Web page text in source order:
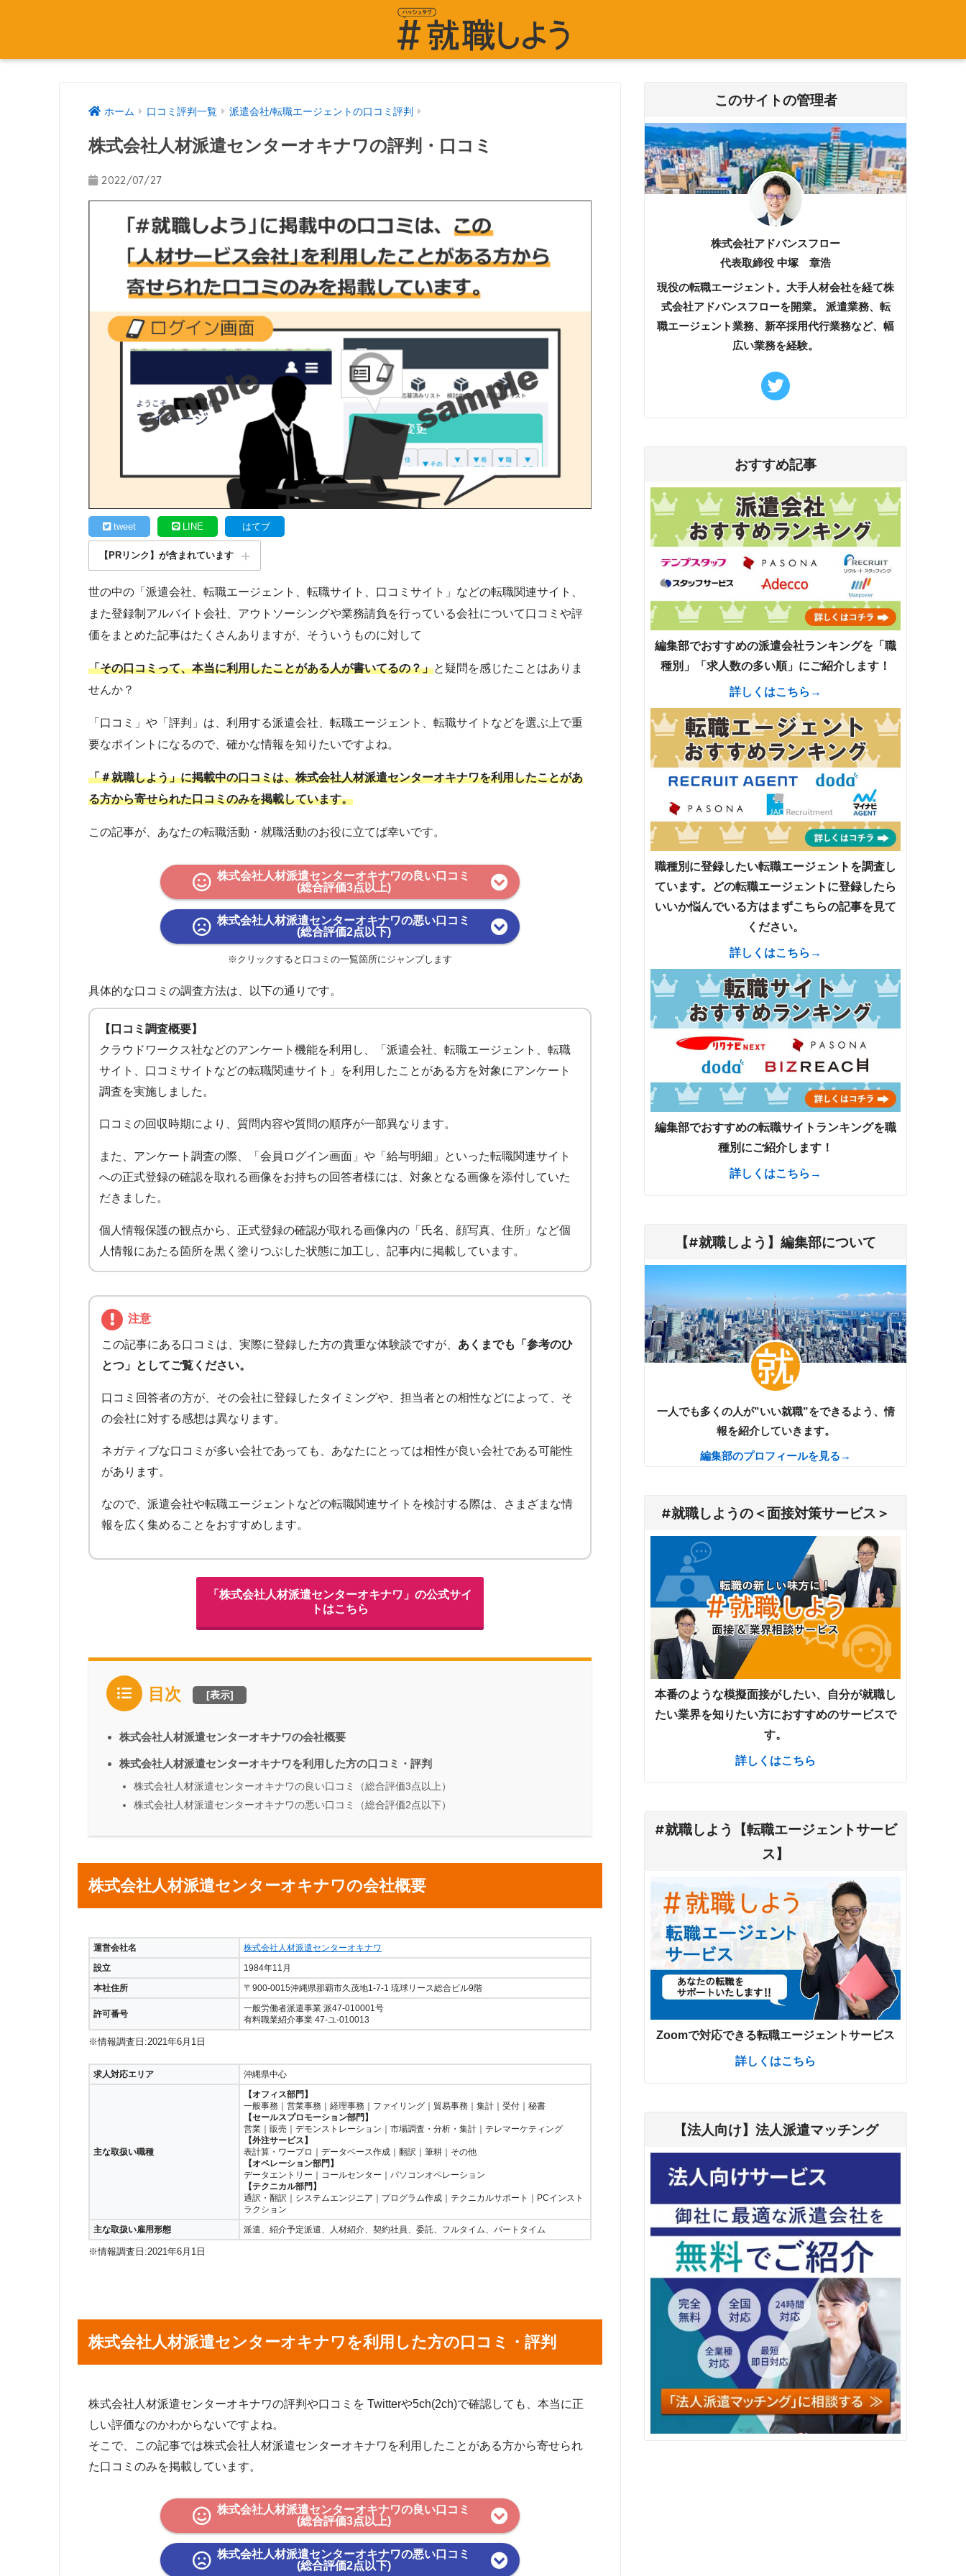
ホーム 口コミ評判一覧 派遣会社/転職エージェントの口コミ評判
株式会社人材派遣センターオキナワの評判・口コミ
2022/07/27
tweet LINE はてブ
【PRリンク】が含まれています
世の中の「派遣会社、転職エージェント、転職サイト、口コミサイト」などの転職関連サイト、
また登録制アルバイト会社、アウトソーシングや業務請負を行っている会社について口コミや評
価をまとめた記事はたくさんありますが、そういうものに対して
「その口コミって、本当に利用したことがある人が書いてるの？」と疑問を感じたことはありま
せんか？
「口コミ」や「評判」は、利用する派遣会社、転職エージェント、転職サイトなどを選ぶ上で重
要なポイントになるので、確かな情報を知りたいですよね。
「＃就職しよう」に掲載中の口コミは、株式会社人材派遣センターオキナワを利用したことがあ
る方から寄せられた口コミのみを掲載しています。
この記事が、あなたの転職活動・就職活動のお役に立てば幸いです。
株式会社人材派遣センターオキナワの良い口コミ
(総合評価3点以上)
株式会社人材派遣センターオキナワの悪い口コミ
(総合評価2点以下)
※クリックすると口コミの一覧箇所にジャンプします
具体的な口コミの調査方法は、以下の通りです。
【口コミ調査概要】
クラウドワークス社などのアンケート機能を利用し、「派遣会社、転職エージェント、転職
サイト、口コミサイトなどの転職関連サイト」を利用したことがある方を対象にアンケート
調査を実施しました。
口コミの回収時期により、質問内容や質問の順序が一部異なります。
また、アンケート調査の際、「会員ログイン画面」や「給与明細」といった転職関連サイト
への正式登録の確認を取れる画像をお持ちの回答者様には、対象となる画像を添付していた
だきました。
個人情報保護の観点から、正式登録の確認が取れる画像内の「氏名、顔写真、住所」など個
人情報にあたる箇所を黒く塗りつぶした状態に加工し、記事内に掲載しています。
注意
この記事にある口コミは、実際に登録した方の貴重な体験談ですが、 あくまでも「参考のひ
とつ」としてご覧ください。
口コミ回答者の方が、その会社に登録したタイミングや、担当者との相性などによって、そ
の会社に対する感想は異なります。
ネガティブな口コミが多い会社であっても、あなたにとっては相性が良い会社である可能性
があります。
なので、派遣会社や転職エージェントなどの転職関連サイトを検討する際は、さまざまな情
報を広く集めることをおすすめします。
「株式会社人材派遣センターオキナワ」の公式サイ
トはこちら
目次 [表示]
株式会社人材派遣センターオキナワの会社概要
株式会社人材派遣センターオキナワを利用した方の口コミ・評判
株式会社人材派遣センターオキナワの良い口コミ（総合評価3点以上）
株式会社人材派遣センターオキナワの悪い口コミ（総合評価2点以下）
株式会社人材派遣センターオキナワの会社概要
運営会社名
株式会社人材派遣センターオキナワ
設立
1984年11月
本社住所
〒900-0015沖縄県那覇市久茂地1-7-1 琉球リース総合ビル9階
許可番号
一般労働者派遣事業 派47-010001号
有料職業紹介事業 47-ユ-010013
※情報調査日:2021年6月1日
求人対応エリア 沖縄県中心
主な取扱い職種
【オフィス部門】
一般事務｜営業事務｜経理事務｜ファイリング｜貿易事務｜集計｜受付｜秘書
【セールスプロモーション部門】
営業｜販売｜デモンストレーション｜市場調査・分析・集計｜テレマーケティング
【外注サービス】
表計算・ワープロ｜データベース作成｜翻訳｜筆耕｜その他
【オペレーション部門】
データエントリー｜コールセンター｜パソコンオペレーション
【テクニカル部門】
通訳・翻訳｜システムエンジニア｜プログラム作成｜テクニカルサポート｜PCインスト
ラクション
主な取扱い雇用形態
派遣、紹介予定派遣、人材紹介、契約社員、委託、フルタイム、パートタイム
※情報調査日:2021年6月1日
株式会社人材派遣センターオキナワを利用した方の口コミ・評判
株式会社人材派遣センターオキナワの評判や口コミを Twitterや5ch(2ch)で確認しても、本当に正
しい評価なのかわからないですよね。
そこで、この記事では株式会社人材派遣センターオキナワを利用したことがある方から寄せられ
た口コミのみを掲載しています。
株式会社人材派遣センターオキナワの良い口コミ
(総合評価3点以上)
株式会社人材派遣センターオキナワの悪い口コミ
(総合評価2点以下)
このサイトの管理者
株式会社アドバンスフロー
代表取締役 中塚 章浩
現役の転職エージェント。大手人材会社を経て株
式会社アドバンスフローを開業。 派遣業務、転
職エージェント業務、新卒採用代行業務など、幅
広い業務を経験。
おすすめ記事
編集部でおすすめの派遣会社ランキングを「職
種別」「求人数の多い順」にご紹介します！
詳しくはこちら→
職種別に登録したい転職エージェントを調査し
ています。どの転職エージェントに登録したら
いいか悩んでいる方はまずこちらの記事を見て
ください。
詳しくはこちら→
編集部でおすすめの転職サイトランキングを職
種別にご紹介します！
詳しくはこちら→
【#就職しよう】編集部について
一人でも多くの人が”いい就職”をできるよう、情
報を紹介していきます。
編集部のプロフィールを見る→
#就職しようの＜面接対策サービス＞
本番のような模擬面接がしたい、自分が就職し
たい業界を知りたい方におすすめのサービスで
す。
詳しくはこちら
#就職しよう【転職エージェントサービ
ス】
Zoomで対応できる転職エージェントサービス
詳しくはこちら
【法人向け】法人派遣マッチング